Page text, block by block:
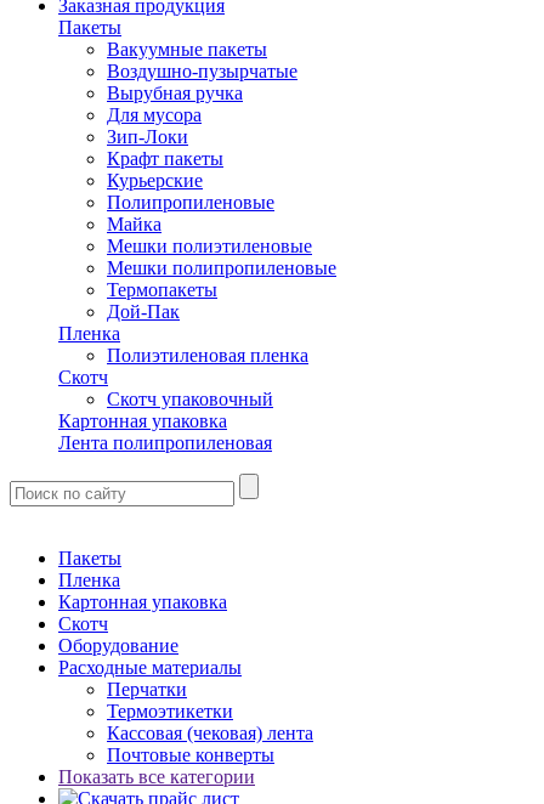
Заказная продукция
Пакеты
Вакуумные пакеты
Воздушно-пузырчатые
Вырубная ручка
Для мусора
Зип-Локи
Крафт пакеты
Курьерские
Полипропиленовые
Майка
Мешки полиэтиленовые
Мешки полипропиленовые
Термопакеты
Дой-Пак
Пленка
Полиэтиленовая пленка
Скотч
Скотч упаковочный
Картонная упаковка
Лента полипропиленовая
Пакеты
Пленка
Картонная упаковка
Скотч
Оборудование
Расходные материалы
Перчатки
Термоэтикетки
Кассовая (чековая) лента
Почтовые конверты
Показать все категории